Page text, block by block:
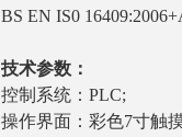
BS EN IS0
技术参数：
控制系统：PLC;
操作界面：彩色7寸触